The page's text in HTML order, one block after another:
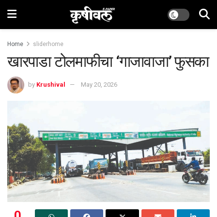
Home sliderhome
खारपाडा टोलमाफीचा ‘गाजावाजा’ फुसका
by Krushival May 20, 2026